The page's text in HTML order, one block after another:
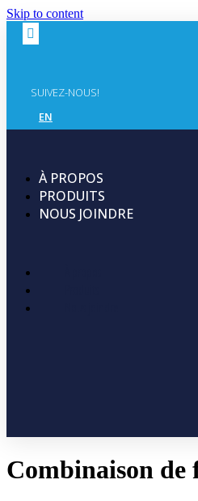
Skip to content
SUIVEZ-NOUS!
EN
À PROPOS
PRODUITS
NOUS JOINDRE
Combinaison